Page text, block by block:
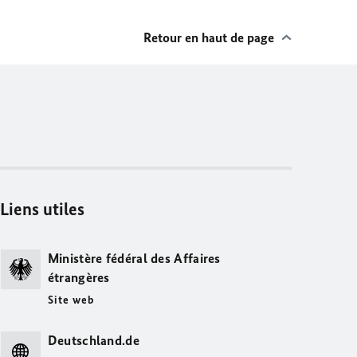
Retour en haut de page
Liens utiles
Ministère fédéral des Affaires
étrangères
Site web
Deutschland.de